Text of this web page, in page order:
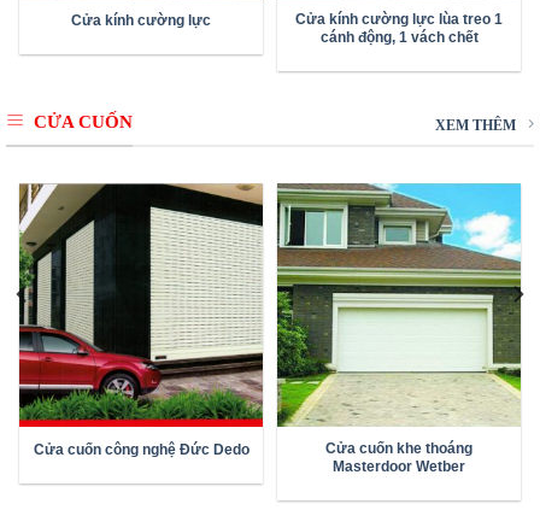
Cửa kính cường lực
Cửa kính cường lực lùa treo 1
cánh động, 1 vách chết
CỬA CUỐN XEM THÊM
Cửa cuốn công nghệ Đức Dedo
Cửa cuốn khe thoáng
Masterdoor Wetber